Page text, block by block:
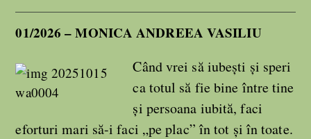
01/2026 – MONICA ANDREEA VASILIU
Când vrei să iubești și speri
ca totul să fie bine între tine
și persoana iubită, faci
eforturi mari să-i faci „pe plac” în tot și în toate.